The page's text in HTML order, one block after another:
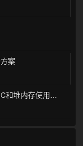
案
Linux查看某个服务JVM的GC和堆内存使用情况